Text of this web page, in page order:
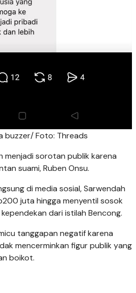
buzzer/ Foto: Threads
menjadi sorotan publik karena
suami, Ruben Onsu.
di media sosial, Sarwendah
juta hingga menyentil sosok
dari istilah Bencong.
tanggapan negatif karena
mencerminkan figur publik yang
boikot.